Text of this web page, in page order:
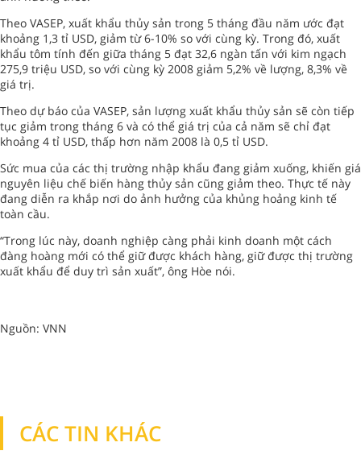
Theo VASEP, xuất khẩu thủy sản trong 5 tháng đầu năm ước đạt
khoảng 1,3 tỉ USD, giảm từ 6-10% so với cùng kỳ. Trong đó, xuất
khẩu tôm tính đến giữa tháng 5 đạt 32,6 ngàn tấn với kim ngạch
275,9 triệu USD, so với cùng kỳ 2008 giảm 5,2% về lượng, 8,3% về
giá trị.
Theo dự báo của VASEP, sản lượng xuất khẩu thủy sản sẽ còn tiếp
tục giảm trong tháng 6 và có thể giá trị của cả năm sẽ chỉ đạt
khoảng 4 tỉ USD, thấp hơn năm 2008 là 0,5 tỉ USD.
Sức mua của các thị trường nhập khẩu đang giảm xuống, khiến giá
nguyên liệu chế biến hàng thủy sản cũng giảm theo. Thực tế này
đang diễn ra khắp nơi do ảnh hưởng của khủng hoảng kinh tế
toàn cầu.
“Trong lúc này, doanh nghiệp càng phải kinh doanh một cách
đàng hoàng mới có thể giữ được khách hàng, giữ được thị trường
xuất khẩu để duy trì sản xuất”, ông Hòe nói.
Nguồn: VNN
CÁC TIN KHÁC